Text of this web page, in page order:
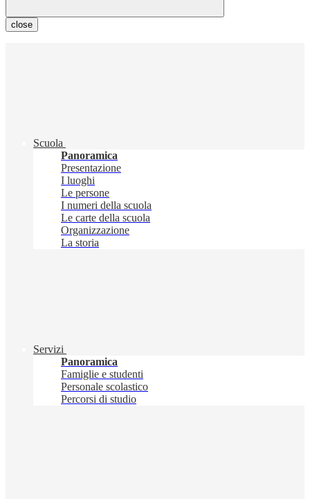
close
Scuola
Panoramica
Presentazione
I luoghi
Le persone
I numeri della scuola
Le carte della scuola
Organizzazione
La storia
Servizi
Panoramica
Famiglie e studenti
Personale scolastico
Percorsi di studio